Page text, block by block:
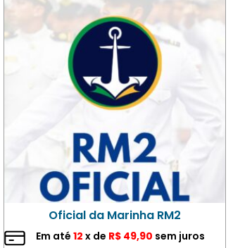
Oficial da Marinha RM2
Em até 12 x de R$ 49,90 sem juros